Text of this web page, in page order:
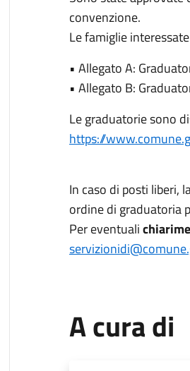
convenzione.
Le famiglie
• Allegato A:
• Allegato B:
Le graduatorie sono
https://
In caso di posti liberi,
ordine di graduatoria
Per eventuali
A cura di